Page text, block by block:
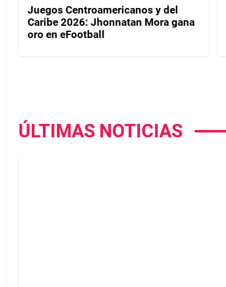
Juegos Centroamericanos y del
Caribe 2026: Jhonnatan Mora gana
oro en eFootball
ÚLTIMAS NOTICIAS